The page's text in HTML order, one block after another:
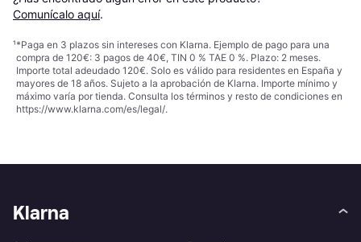
Comunícalo aquí.
¹*Paga en 3 plazos sin intereses con Klarna. Ejemplo de pago para una
compra de 120€: 3 pagos de 40€, TIN 0 % TAE 0 %. Plazo: 2 meses.
Importe total adeudado 120€. Solo es válido para residentes en España y
mayores de 18 años. Sujeto a la aprobación de Klarna. Importe mínimo y
máximo varía por tienda. Consulta los términos y resto de condiciones en
https://www.klarna.com/es/legal/.
Klarna